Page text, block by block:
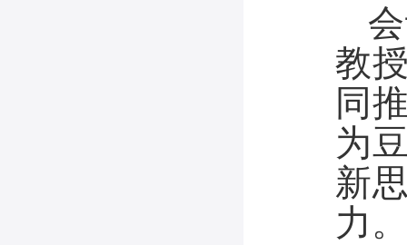
教
同
为
新
力。